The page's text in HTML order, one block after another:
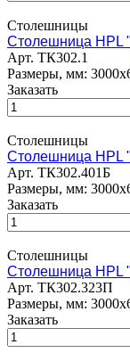
Столешницы
Столешница HPL
Арт. ТК302.1
Размеры, мм:
Заказать
Столешницы
Столешница HPL
Арт. ТК302.401Б
Размеры, мм:
Заказать
Столешницы
Столешница HPL
Арт. ТК302.323П
Размеры, мм:
Заказать